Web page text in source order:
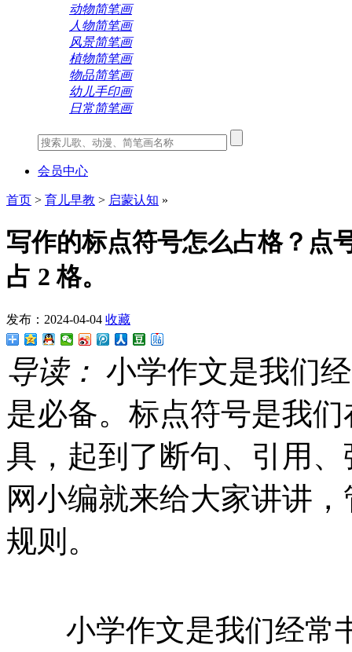
动物简笔画
人物简笔画
风景简笔画
植物简笔画
物品简笔画
幼儿手印画
日常简笔画
会员中心
首页 > 育儿早教 > 启蒙认知 »
写作的标点符号怎么占格？点
占 2 格。
发布：2024-04-04 收藏
导读： 小学作文是我们
是必备。标点符号是我
具，起到了断句、引用
网小编就来给大家讲讲
规则。
小学作文是我们经常